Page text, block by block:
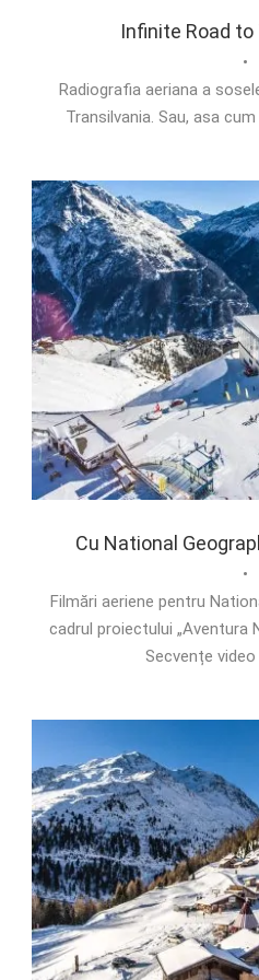
Infinite Road
•
Radiografia aeriana a
Transilvania. Sau, asa
Cu National
•
Filmări aeriene pentru
cadrul proiectului „Aventura
Secvențe video